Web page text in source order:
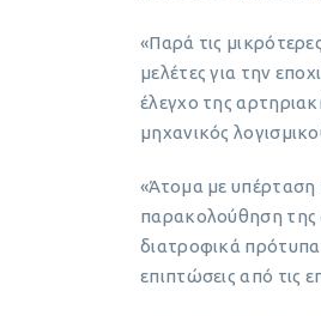
«Παρά τις
μελέτες για την
έλεγχο της
μηχανικός
«Άτομα με υπέρταση
παρακολούθηση της
διατροφικά πρότυπα
επιπτώσεις από τις